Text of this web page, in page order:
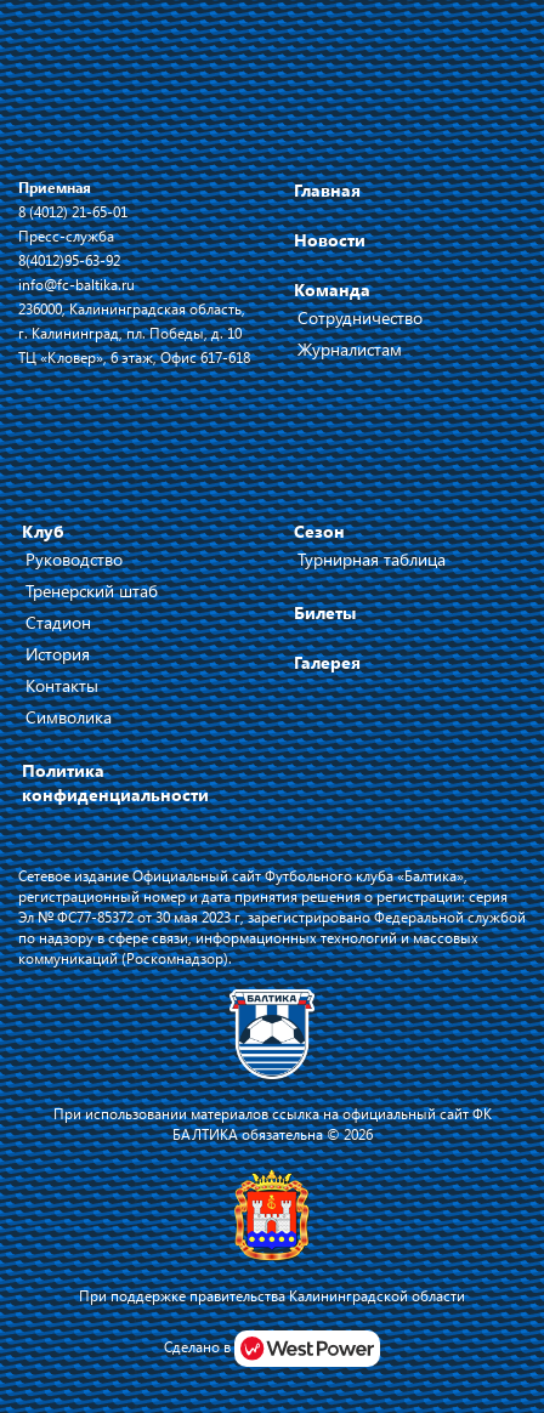
Я соглашаюсь с тем, что владелец сайта использует файлы cookie для
повышения удобства работы на сайте и сервис Яндекс.Метрика. Оставаясь
на сайте, я соглашаюсь сполитикой их применения.
Принять
Приемная
8 (4012) 21-65-01
Пресс-служба
8(4012)95-63-92
info@fc-baltika.ru
236000, Калининградская область,
г. Калининград, пл. Победы, д. 10
ТЦ «Кловер», 6 этаж, Офис 617-618
Главная
Новости
Команда
Сотрудничество
Журналистам
Клуб
Руководство
Тренерский штаб
Стадион
История
Контакты
Символика
Политика
конфиденциальности
Сезон
Турнирная таблица
Билеты
Галерея
Сетевое издание Официальный сайт Футбольного клуба «Балтика»,
регистрационный номер и дата принятия решения о регистрации: серия
Эл № ФС77-85372 от 30 мая 2023 г, зарегистрировано Федеральной службой
по надзору в сфере связи, информационных технологий и массовых
коммуникаций (Роскомнадзор).
При использовании материалов ссылка на официальный сайт ФК
БАЛТИКА обязательна © 2026
При поддержке правительства Калининградской области
Сделано в